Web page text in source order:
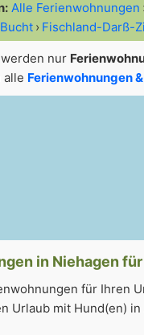
Alle Ferienwohnungen
Fischland-Darß-
nur
alle Ferienwohnungen
in Niehagen
für Ihren
Urlaub mit Hund(en)